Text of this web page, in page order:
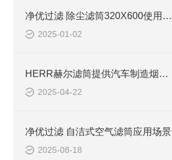
净优过滤 除尘滤筒320X600使用说明
2025-01-02
HERR赫尔滤筒提供汽车制造烟尘净化解决方案
2025-04-22
净优过滤 自洁式空气滤筒应用场景
2025-08-18